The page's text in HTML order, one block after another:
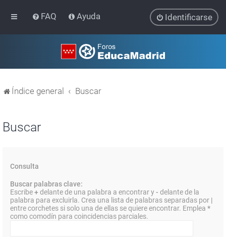
FAQ Ayuda Identificarse
Índice general Buscar
Buscar
Consulta
Buscar palabras clave:
Escribe+delante de una palabra a encontrar y- delante de la
palabra para excluirla. Crea una lista de palabras separadas por |
entre corchetes si solo una de ellas se quiere encontrar. Emplea *
como comodín para coincidencias parciales.